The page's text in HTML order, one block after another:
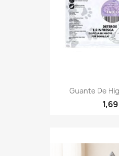
Guante De